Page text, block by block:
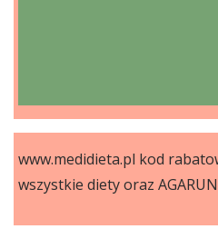
www.medidieta.pl kod
wszystkie diety oraz